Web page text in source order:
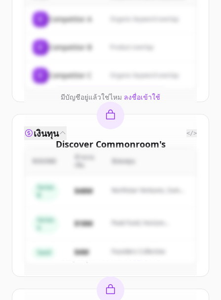
Sign up for free to view all
ofCommonroom.
New accounts include trial credits to
get started.
Create Free Account
มีบัญชีอยู่แล้วใช่ไหม ลงชื่อเข้าใช้
Competitor A Organic keyword overlap
Competitor B
Competitor C Organic keyword overlap
Discover Commonroom's
competitors
ofCommonroom.
New accounts include trial credits to
มีบัญชีอยู่แล้วใช่ไหม
เงินทุน </>
นักลงทุน
Series
$48M
Northstar Ventures, Summit
Series
$18M
Peak Fund, Horizon
Seed $4M Founders Collective